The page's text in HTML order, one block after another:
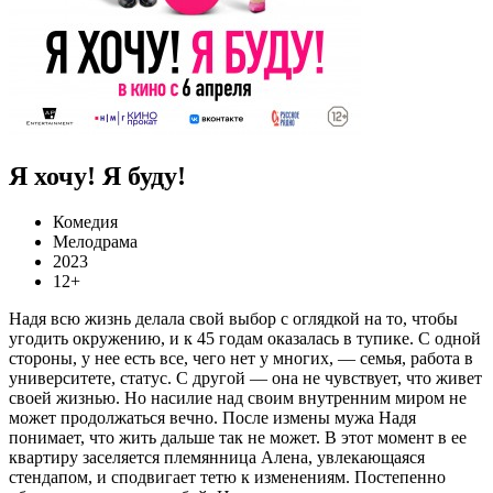
Я хочу! Я буду!
Комедия
Мелодрама
2023
12+
Надя всю жизнь делала свой выбор с оглядкой на то, чтобы
угодить окружению, и к 45 годам оказалась в тупике. С одной
стороны, у нее есть все, чего нет у многих, — семья, работа в
университете, статус. С другой — она не чувствует, что живет
своей жизнью. Но насилие над своим внутренним миром не
может продолжаться вечно. После измены мужа Надя
понимает, что жить дальше так не может. В этот момент в ее
квартиру заселяется племянница Алена, увлекающаяся
стендапом, и сподвигает тетю к изменениям. Постепенно